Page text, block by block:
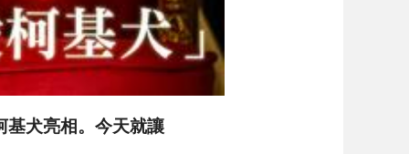
基犬亮相。今天就讓